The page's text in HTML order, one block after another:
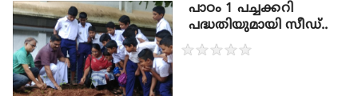
പാഠം 1 പച്ചക്കറി
പദ്ധതിയുമായി സീഡ്..
★★★★★